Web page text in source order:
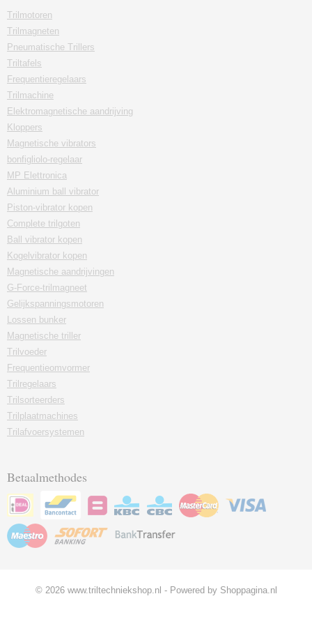
Trilmotoren
Trilmagneten
Pneumatische Trillers
Triltafels
Frequentieregelaars
Trilmachine
Elektromagnetische aandrijving
Kloppers
Magnetische vibrators
bonfigliolo-regelaar
MP Elettronica
Aluminium ball vibrator
Piston-vibrator kopen
Complete trilgoten
Ball vibrator kopen
Kogelvibrator kopen
Magnetische aandrijvingen
G-Force-trilmagneet
Gelijkspanningsmotoren
Lossen bunker
Magnetische triller
Trilvoeder
Frequentieomvormer
Trilregelaars
Trilsorteerders
Trilplaatmachines
Trilafvoersystemen
Betaalmethodes
© 2026 www.triltechniekshop.nl - Powered by Shoppagina.nl